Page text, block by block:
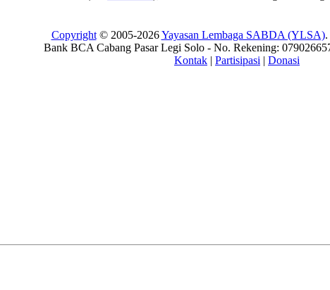
Copyright© 2005-2026Yayasan Lembaga SABDA (YLSA).
Bank BCA Cabang Pasar Legi Solo - No. Rekening:
Kontak | Partisipasi | Donasi